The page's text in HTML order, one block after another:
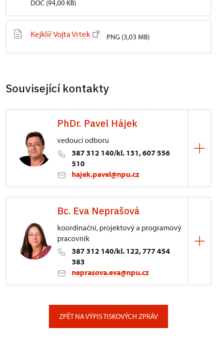
DOC (94,00 KB)
Kejklíř Vojta Vrtek PNG (3,03 MB)
Související kontakty
PhDr. Pavel Hájek
vedoucí odboru
387 312 140/kl. 131, 607 556
510
hajek.pavel@npu.cz
Senovážné nám. 230/6, České Budějovice
Bc. Eva Neprašová
koordinační, projektový a programový
pracovník
387 312 140/kl. 122, 777 454
383
neprasova.eva@npu.cz
ZPĚT NA VÝPIS TISKOVÝCH ZPRÁV